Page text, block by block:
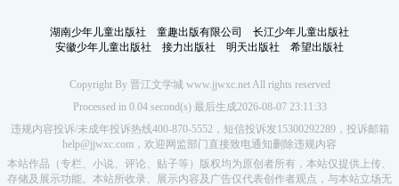
湖南少年儿童出版社 童趣出版有限公司
长江少年儿童出版社
安徽少年儿童出版社
接力出版社 明天出版社 希望出版社
Copyright By 晋江文学城 www.jjwxc.net All rights reserved
Processed in 0.04 second(s) 最后生成2026-08-07 23:11:33
违规内容投诉/未成年投诉热线400-870-5552，短信投诉发15300292289，投诉邮箱
help@jjwxc.com，欢迎网监部门直接致电通知删除违规内容
本站作品（专栏、小说、评论、贴子等）版权均为原创者所有，本站仅提供上传、
存储及展示功能。本站所收录、展示内容及广告仅代表创作者观点，与本站立场无